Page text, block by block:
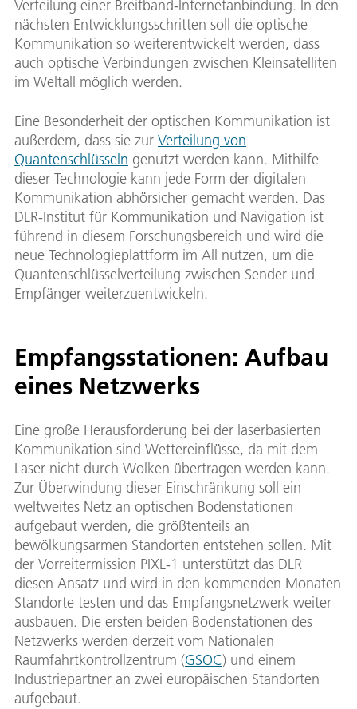
Verteilung einer Breitband-Internetanbindung. In den
nächsten Entwicklungsschritten soll die optische
Kommunikation so weiterentwickelt werden, dass
auch optische Verbindungen zwischen Kleinsatelliten
im Weltall möglich werden.
Eine Besonderheit der optischen Kommunikation ist
außerdem, dass sie zur Verteilung von
Quantenschlüsseln genutzt werden kann. Mithilfe
dieser Technologie kann jede Form der digitalen
Kommunikation abhörsicher gemacht werden. Das
DLR-Institut für Kommunikation und Navigation ist
führend in diesem Forschungsbereich und wird die
neue Technologieplattform im All nutzen, um die
Quantenschlüsselverteilung zwischen Sender und
Empfänger weiterzuentwickeln.
Empfangsstationen: Aufbau
eines Netzwerks
Eine große Herausforderung bei der laserbasierten
Kommunikation sind Wettereinflüsse, da mit dem
Laser nicht durch Wolken übertragen werden kann.
Zur Überwindung dieser Einschränkung soll ein
weltweites Netz an optischen Bodenstationen
aufgebaut werden, die größtenteils an
bewölkungsarmen Standorten entstehen sollen. Mit
der Vorreitermission PIXL-1 unterstützt das DLR
diesen Ansatz und wird in den kommenden Monaten
Standorte testen und das Empfangsnetzwerk weiter
ausbauen. Die ersten beiden Bodenstationen des
Netzwerks werden derzeit vom Nationalen
Raumfahrtkontrollzentrum (GSOC) und einem
Industriepartner an zwei europäischen Standorten
aufgebaut.